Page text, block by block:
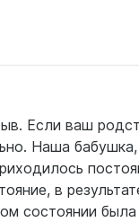
Если ваш
Наша
в
состоянии